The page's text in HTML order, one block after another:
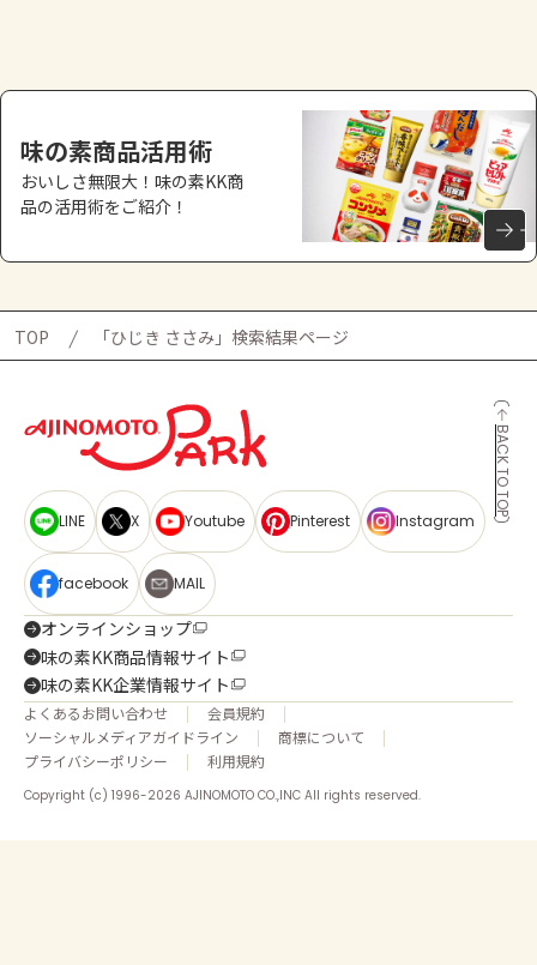
味の素商品活用術
おいしさ無限大！味の素KK商
品の活用術をご紹介！
TOP 「ひじき ささみ」検索結果ページ
BACK TO TOP
LINE X Youtube Pinterest Instagram
facebook MAIL
オンラインショップ
味の素KK商品情報サイト
味の素KK企業情報サイト
よくあるお問い合わせ
会員規約
ソーシャルメディアガイドライン
商標について
プライバシーポリシー
利用規約
Copyright (c) 1996-2026 AJINOMOTO CO.,INC All rights reserved.